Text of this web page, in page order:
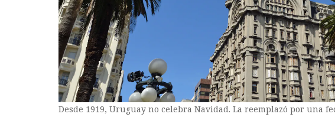
Desde 1919, Uruguay no celebra Navidad. La reemplazó por una